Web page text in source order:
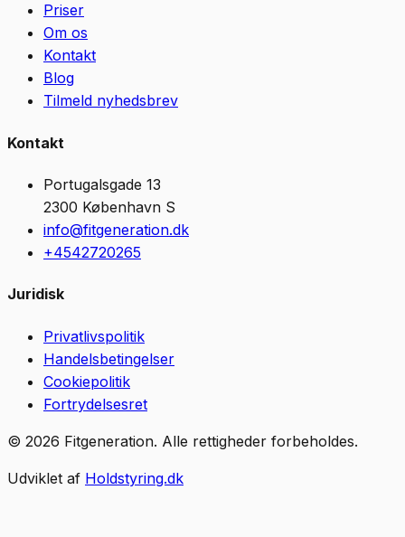
Priser
Om os
Kontakt
Blog
Tilmeld nyhedsbrev
Kontakt
Portugalsgade 13
2300 København S
info@fitgeneration.dk
+4542720265
Juridisk
Privatlivspolitik
Handelsbetingelser
Cookiepolitik
Fortrydelsesret
© 2026 Fitgeneration. Alle rettigheder forbeholdes.
Udviklet af Holdstyring.dk